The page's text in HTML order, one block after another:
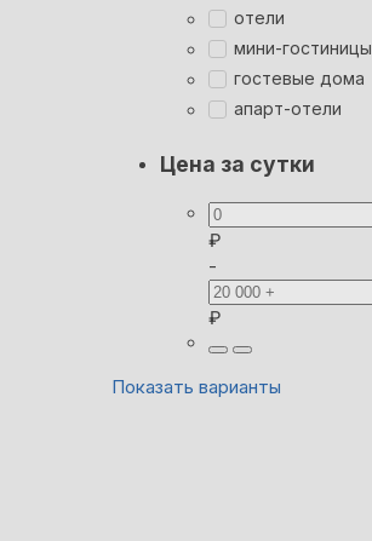
отели
мини-гостиницы
гостевые дома
апарт-отели
Цена за сутки
₽
-
₽
Показать варианты